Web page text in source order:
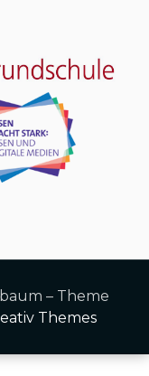
– Theme
Themes